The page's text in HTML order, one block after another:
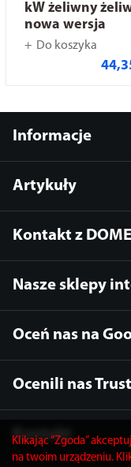
kW żeliwny
nowa wersja
Do koszyka
Informacje
Artykuły
Kontakt z
Nasze sklepy
Oceń nas na
Ocenili nas
Kontakt
Klikając “Zgoda”
na twoim urządzeniu.